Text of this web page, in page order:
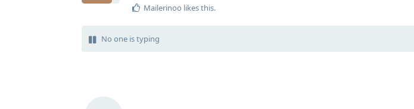
Mailerinoo likes this.
No one is typing